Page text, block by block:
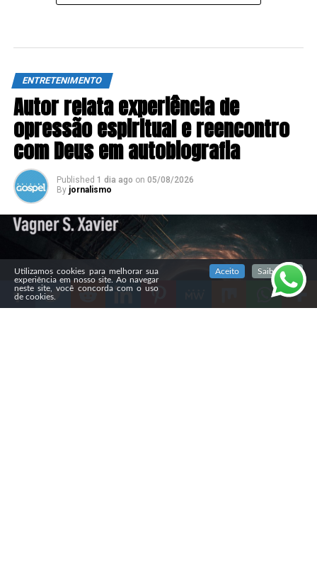
SIGA NOSSAS REDES SOCIAIS
ENTRETENIMENTO
Autor relata experiência de
opressão espiritual e reencontro
com Deus em autobiografia
Published 1 dia ago on 05/08/2026
By jornalismo
Utilizamos cookies para melhorar sua
experiência em nosso site. Ao navegar
neste site, você concorda com o uso
de cookies.
Aceito Saiba mais